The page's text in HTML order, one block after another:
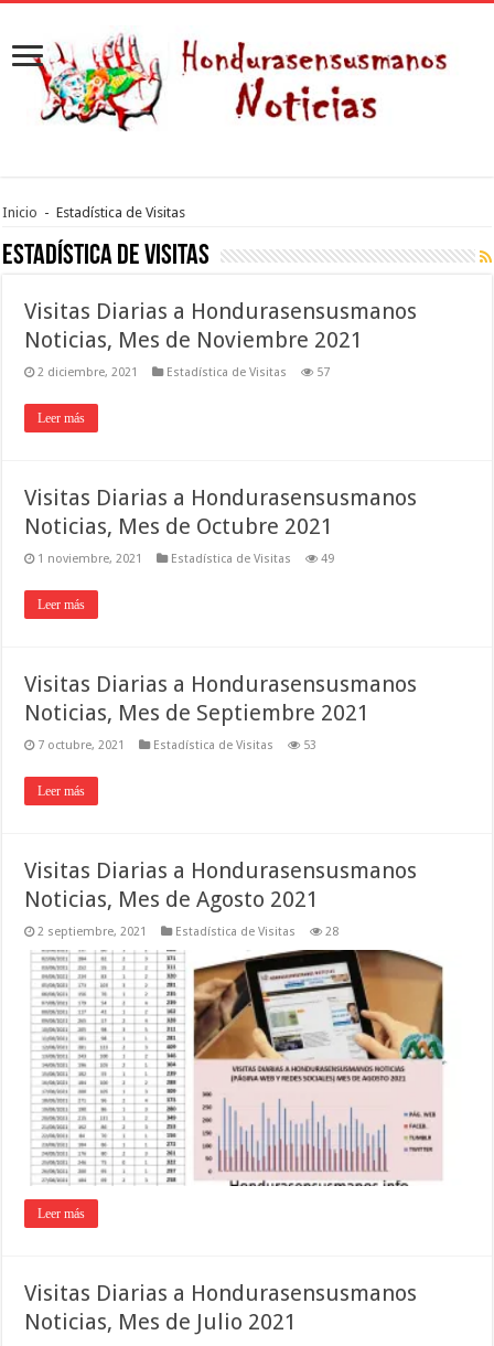
Inicio - Estadística de Visitas
Estadística de Visitas
Visitas Diarias a Hondurasensusmanos
Noticias, Mes de Noviembre 2021
2 diciembre, 2021 Estadística de Visitas 57
Leer más
Visitas Diarias a Hondurasensusmanos
Noticias, Mes de Octubre 2021
1 noviembre, 2021 Estadística de Visitas 49
Leer más
Visitas Diarias a Hondurasensusmanos
Noticias, Mes de Septiembre 2021
7 octubre, 2021 Estadística de Visitas 53
Leer más
Visitas Diarias a Hondurasensusmanos
Noticias, Mes de Agosto 2021
2 septiembre, 2021 Estadística de Visitas 28
Leer más
Visitas Diarias a Hondurasensusmanos
Noticias, Mes de Julio 2021